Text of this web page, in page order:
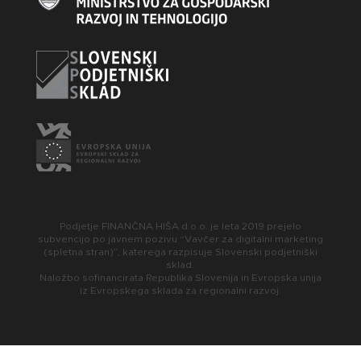
Podjetje FINANČNA HIŠA d.o.o. je leta 2019 prejelo
subvencijo po javnem pozivu “Vavčer za digitalni marketing
(spletna stran)”, katerega razpisuje Slovenski podjetniški
sklad.
Naložbo sofinancirata Republika Slovenija in Evropska unija
iz Evropskega sklada za regionalni razvoj.